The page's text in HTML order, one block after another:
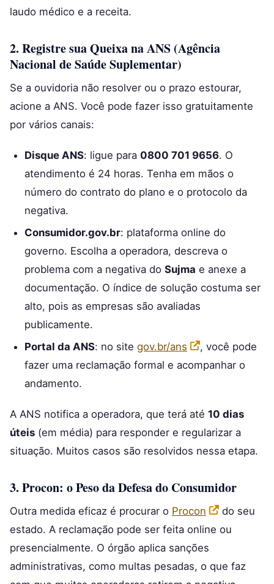
laudo médico e a receita.
2. Registre sua Queixa na ANS (Agência
Nacional de Saúde Suplementar)
Se a ouvidoria não resolver ou o prazo estourar,
acione a ANS. Você pode fazer isso gratuitamente
por vários canais:
Disque ANS: ligue para 0800 701 9656. O
atendimento é 24 horas. Tenha em mãos o
número do contrato do plano e o protocolo da
negativa.
Consumidor.gov.br: plataforma online do
governo. Escolha a operadora, descreva o
problema com a negativa do Sujma e anexe a
documentação. O índice de solução costuma ser
alto, pois as empresas são avaliadas
publicamente.
Portal da ANS: no site gov.br/ans
, você pode
fazer uma reclamação formal e acompanhar o
andamento.
A ANS notifica a operadora, que terá até 10 dias
úteis (em média) para responder e regularizar a
situação. Muitos casos são resolvidos nessa etapa.
3. Procon: o Peso da Defesa do Consumidor
Outra medida eficaz é procurar o Procon
do seu
estado. A reclamação pode ser feita online ou
presencialmente. O órgão aplica sanções
administrativas, como multas pesadas, o que faz